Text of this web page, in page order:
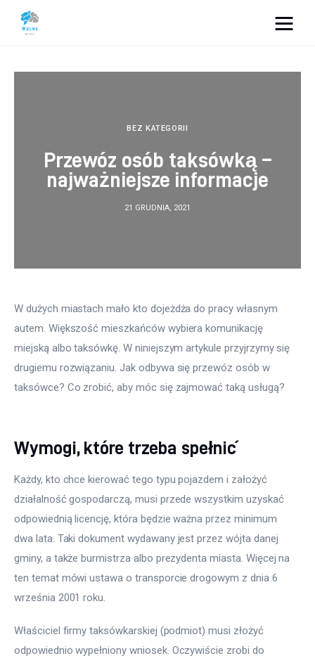
Dom i ogród
Więcej
BEZ KATEGORII
Przewóz osób taksówką –
najważniejsze informacje
21 GRUDNIA, 2021
W dużych miastach mało kto dojeżdża do pracy własnym
autem. Większość mieszkańców wybiera komunikację
miejską albo taksówkę. W niniejszym artykule przyjrzymy się
drugiemu rozwiązaniu. Jak odbywa się przewóz osób w
taksówce? Co zrobić, aby móc się zajmować taką usługą?
Wymogi, które trzeba spełnić
Każdy, kto chce kierować tego typu pojazdem i założyć
działalność gospodarczą, musi przede wszystkim uzyskać
odpowiednią licencję, która będzie ważna przez minimum
dwa lata. Taki dokument wydawany jest przez wójta danej
gminy, a także burmistrza albo prezydenta miasta. Więcej na
ten temat mówi ustawa o transporcie drogowym z dnia 6
września 2001 roku.
Właściciel firmy taksówkarskiej (podmiot) musi złożyć
odpowiednio wypełniony wniosek. Oczywiście zrobi do